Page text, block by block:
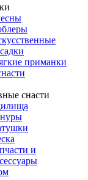
приманки
снасти
и